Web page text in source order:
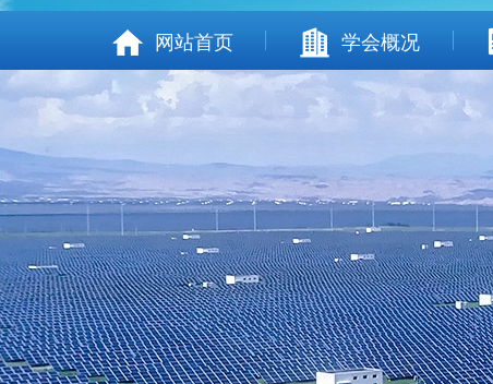
网站首页 学会概况